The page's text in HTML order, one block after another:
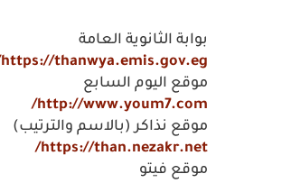
بوابة الثانوية العامة
https://thanwya.emis.gov.eg/
موقع اليوم السابع
http://www.youm7.com/
موقع نذاكر (بالاسم والترتيب)
https://than.nezakr.net/
موقع فيتو